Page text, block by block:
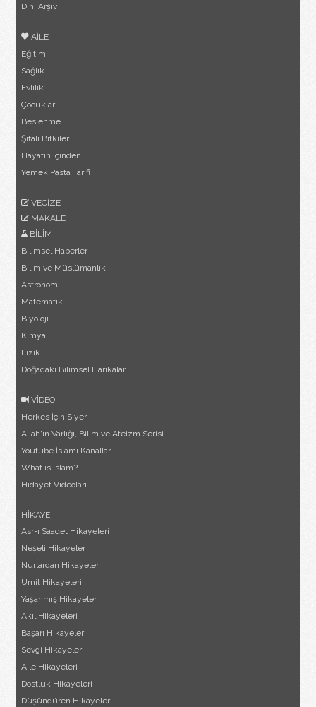
Dini Arşiv
AİLE
Eğitim
Sağlık
Evlilik
Çocuklar
Beslenme
Şifalı Bitkiler
Hayatın İçinden
Yemek Pasta Tarifi
VECİZE
MAKALE
BİLİM
Bilimsel Haberler
Bilim ve Müslümanlık
Astronomi
Matematik
Biyoloji
Kimya
Fizik
Doğadaki Bilimsel Harikalar
VİDEO
Herkes İçin Siyer
Allah'ın Varlığı, Bilim ve Ateizm Serisi
Youtube İslami Kanallar
What is Islam?
Hidayet Videoları
HİKAYE
Asr-ı Saadet Hikayeleri
Neşeli Hikayeler
Nurlardan Hikayeler
Ümit Hikayeleri
Yaşanmış Hikayeler
Akıl Hikayeleri
Başarı Hikayeleri
Sevgi Hikayeleri
Aile Hikayeleri
Dostluk Hikayeleri
Düşündüren Hikayeler